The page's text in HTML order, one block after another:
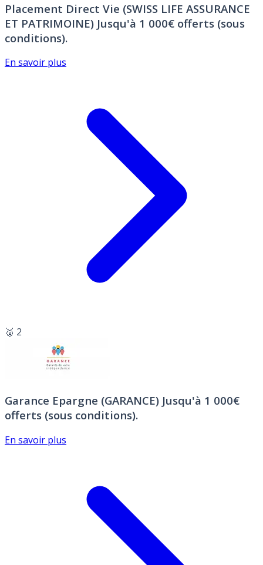
Placement Direct Vie (SWISS LIFE ASSURANCE
ET PATRIMOINE) Jusqu'à 1 000€ offerts (sous
conditions).
En savoir plus
🥈 2
Garance Epargne (GARANCE) Jusqu'à 1 000€
offerts (sous conditions).
En savoir plus